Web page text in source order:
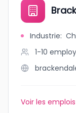
Industrie:
1-10
Voir les